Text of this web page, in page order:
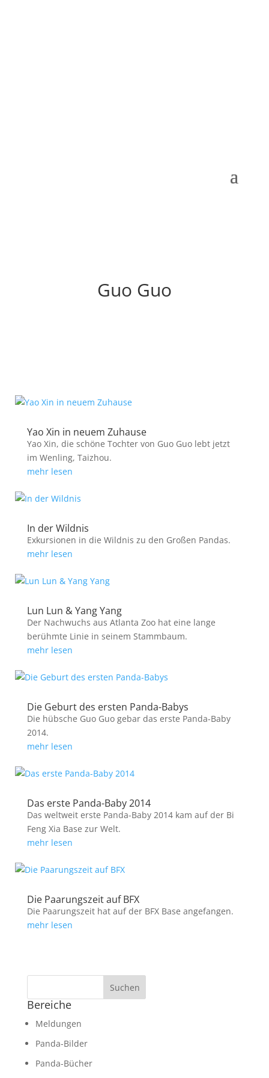
Guo Guo
Yao Xin in neuem Zuhause
Yao Xin, die schöne Tochter von Guo Guo lebt jetzt
im Wenling, Taizhou.
mehr lesen
In der Wildnis
Exkursionen in die Wildnis zu den Großen Pandas.
mehr lesen
Lun Lun & Yang Yang
Der Nachwuchs aus Atlanta Zoo hat eine lange
berühmte Linie in seinem Stammbaum.
mehr lesen
Die Geburt des ersten Panda-Babys
Die hübsche Guo Guo gebar das erste Panda-Baby
2014.
mehr lesen
Das erste Panda-Baby 2014
Das weltweit erste Panda-Baby 2014 kam auf der Bi
Feng Xia Base zur Welt.
mehr lesen
Die Paarungszeit auf BFX
Die Paarungszeit hat auf der BFX Base angefangen.
mehr lesen
Bereiche
Meldungen
Panda-Bilder
Panda-Bücher